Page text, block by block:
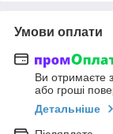
Умови оплати
Ви отримаєте
або гроші
Детальніше